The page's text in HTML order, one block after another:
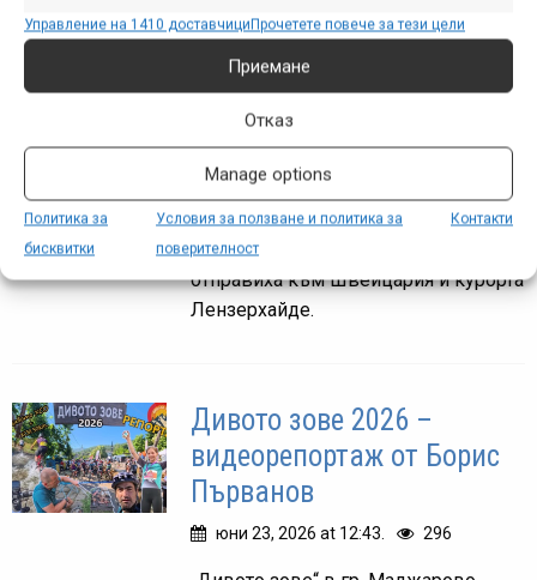
Управление на 1410 доставчициПрочетете повече за тези цели
Приемане
Отказ
Manage options
Политика за
бисквитки
Условия за ползване и политика за
поверителност
Контакти
Световна купа 2026 в
Лензерхайде
юни 25, 2026 at 17:52. 274
След Леоганг Световните серии по
планинско колоездене (WHOOP UCI
Mountain Bike World Series) се
отправиха към Швейцария и курорта
Лензерхайде.
Дивото зове 2026 –
видеорепортаж от Борис
Първанов
юни 23, 2026 at 12:43. 296